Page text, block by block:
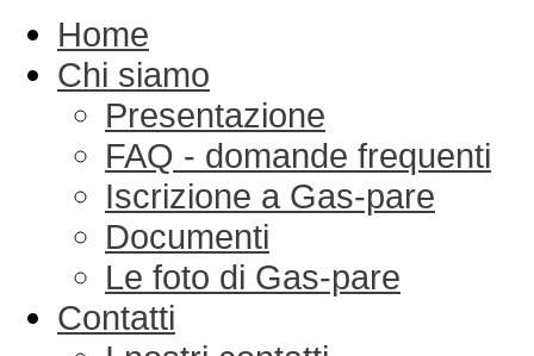
Home
Chi siamo
Presentazione
FAQ - domande frequenti
Iscrizione a Gas-pare
Documenti
Le foto di Gas-pare
Contatti